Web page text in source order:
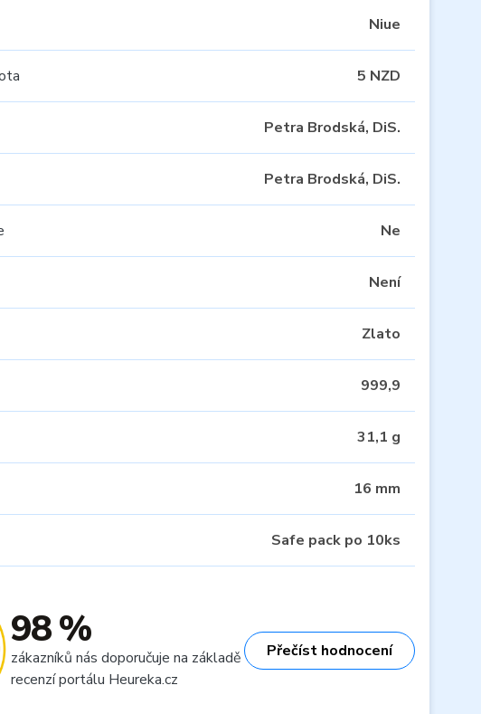
Niue
5 NZD
Petra Brodská, DiS.
Petra Brodská, DiS.
Ne
Není
Zlato
999,9
31,1 g
16 mm
Safe pack po 10ks
98 %
zákazníků nás doporučuje na základě
recenzí portálu Heureka.cz
Přečíst hodnocení